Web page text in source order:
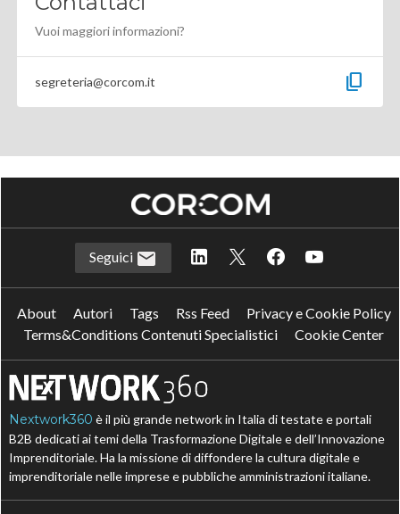
Vuoi maggiori informazioni?
segreteria@corcom.it content_copy
Seguici
About Autori Tags Rss Feed
Privacy e Cookie Policy
Terms&Conditions Contenuti Specialistici
Cookie Center
Nextwork360 è il più grande network in Italia di testate e portali
B2B dedicati ai temi della Trasformazione Digitale e dell’Innovazione
Imprenditoriale. Ha la missione di diffondere la cultura digitale e
imprenditoriale nelle imprese e pubbliche amministrazioni italiane.